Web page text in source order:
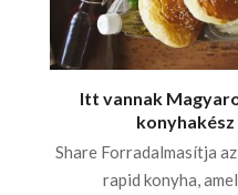
Itt vannak
Share Forradalmasítja
rapid konyha,